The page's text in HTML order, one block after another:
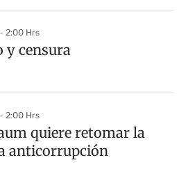
2:00 Hrs
y censura
2:00 Hrs
quiere retomar la
anticorrupción